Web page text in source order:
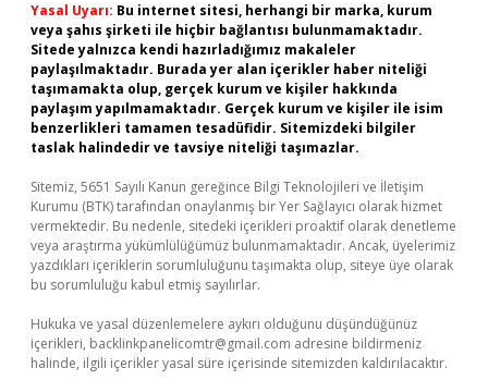
Yasal Uyarı: Bu internet sitesi, herhangi bir marka, kurum
veya şahıs şirketi ile hiçbir bağlantısı bulunmamaktadır.
Sitede yalnızca kendi hazırladığımız makaleler
paylaşılmaktadır. Burada yer alan içerikler haber niteliği
taşımamakta olup, gerçek kurum ve kişiler hakkında
paylaşım yapılmamaktadır. Gerçek kurum ve kişiler ile isim
benzerlikleri tamamen tesadüfidir. Sitemizdeki bilgiler
taslak halindedir ve tavsiye niteliği taşımazlar.
Sitemiz, 5651 Sayılı Kanun gereğince Bilgi Teknolojileri ve İletişim
Kurumu (BTK) tarafından onaylanmış bir Yer Sağlayıcı olarak hizmet
vermektedir. Bu nedenle, sitedeki içerikleri proaktif olarak denetleme
veya araştırma yükümlülüğümüz bulunmamaktadır. Ancak, üyelerimiz
yazdıkları içeriklerin sorumluluğunu taşımakta olup, siteye üye olarak
bu sorumluluğu kabul etmiş sayılırlar.
Hukuka ve yasal düzenlemelere aykırı olduğunu düşündüğünüz
içerikleri, backlinkpanelicomtr@gmail.com adresine bildirmeniz
halinde, ilgili içerikler yasal süre içerisinde sitemizden kaldırılacaktır.